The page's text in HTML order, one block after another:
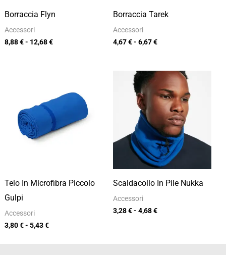
Borraccia Flyn
Accessori
8,88€- 12,68€
Borraccia Tarek
Accessori
4,67€- 6,67€
Telo In Microfibra Piccolo
Gulpi
Accessori
3,80€- 5,43€
prezzo:
da
3,80 €
a
5,43 €
Scaldacollo In Pile Nukka
Accessori
3,28€- 4,68€
Fascia
prezzo:
da
3,28 €
4,68 €